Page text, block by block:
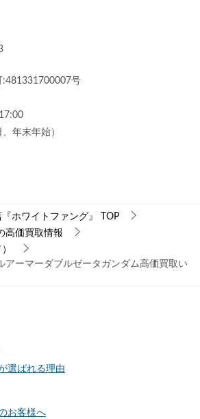
:481331700007号
年末年始）
ホワイトファング』
TOP
高価買取情報
アーマーダブルゼータガンダム高価買取い
選ばれる理由
お客様へ